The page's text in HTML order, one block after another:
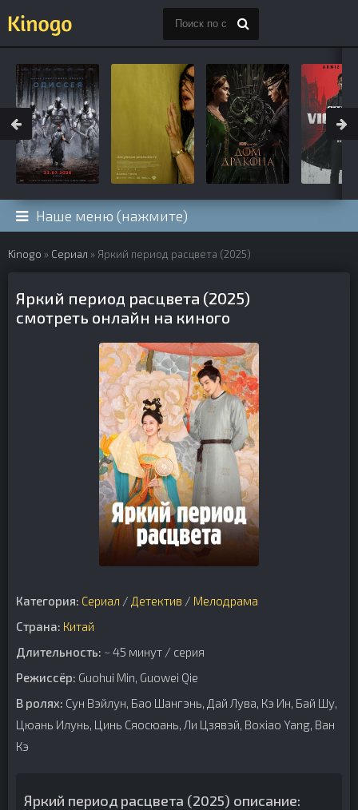
Наше меню (нажмите)
Kinogo » Сериал » Яркий период расцвета (2025)
Яркий период расцвета (2025)
смотреть онлайн на киного
Категория: Сериал / Детектив / Мелодрама
Страна: Китай
Длительность: ~ 45 минут / серия
Режиссёр: Guohui Min, Guowei Qie
В ролях: Сун Вэйлун, Бао Шангэнь, Дай Лува, Кэ Ин, Бай Шу,
Цюань Илунь, Цинь Сяосюань, Ли Цзявэй, Boxiao Yang, Ван
Кэ
Яркий период расцвета (2025) описание: